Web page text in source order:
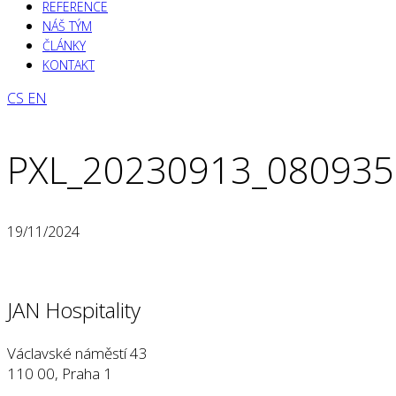
REFERENCE
NÁŠ TÝM
ČLÁNKY
KONTAKT
CS EN
19/11/2024
JAN Hospitality
Václavské náměstí 43
110 00, Praha 1